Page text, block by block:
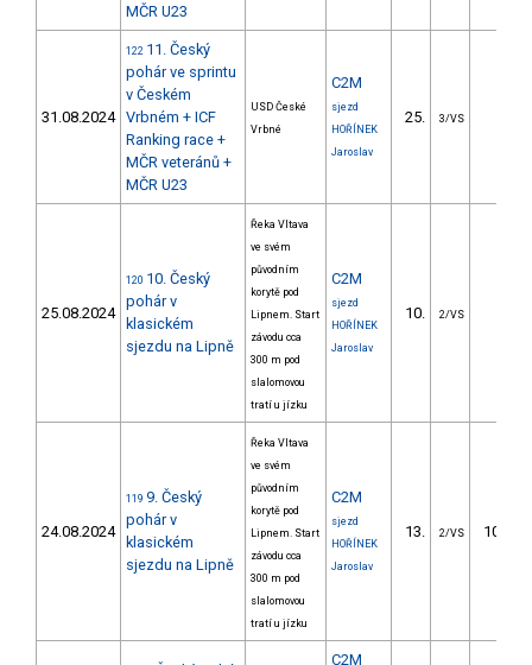
MČR U23
31.08.2024
122 11. Český
pohár ve sprintu
v Českém
Vrbném + ICF
Ranking race +
MČR veteránů +
MČR U23
USD České
Vrbné
C2M
sjezd
HOŘÍNEK
Jaroslav
25. 3/VS
25.08.2024
120 10. Český
pohár v
klasickém
sjezdu na Lipně
Řeka Vltava
ve svém
původním
korytě pod
Lipnem. Start
závodu cca
300 m pod
slalomovou
tratí u jízku
C2M
sjezd
HOŘÍNEK
Jaroslav
10. 2/VS
24.08.2024
119 9. Český
pohár v
klasickém
sjezdu na Lipně
Řeka Vltava
ve svém
původním
korytě pod
Lipnem. Start
závodu cca
300 m pod
slalomovou
tratí u jízku
C2M
sjezd
HOŘÍNEK
Jaroslav
13. 2/VS 107.15
C2M